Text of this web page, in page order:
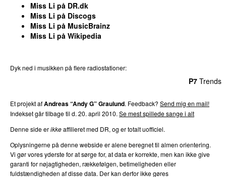
Miss Li på DR.dk
Miss Li på Discogs
Miss Li på MusicBrainz
Miss Li på Wikipedia
Dyk ned i musikken på flere radiostationer:
P7 Trends
Et projekt afAndreas “Andy G” Graulund. Feedback? Send mig en mail!
Indekset går tilbage til d. 20. april 2010. Se mest spillede sange i alt
Denne side erikkeaffilieret med DR, og er totalt uofficiel.
Oplysningerne på denne webside er alene beregnet til almen orientering.
Vi gør vores yderste for at sørge for, at data er korrekte, men kan ikke give
garanti for nøjagtigheden, rækkefølgen, betimeligheden eller
fuldstændigheden af disse data. Der kan derfor ikke gøres